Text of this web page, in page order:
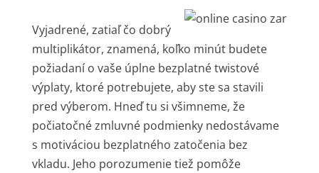
Vyjadrené, zatiaľ čo dobrý
multiplikátor, znamená, koľko minút budete
požiadaní o vaše úplne bezplatné twistové
výplaty, ktoré potrebujete, aby ste sa stavili
pred výberom. Hneď tu si všimneme, že
počiatočné zmluvné podmienky nedostávame
s motiváciou bezplatného zatočenia bez
vkladu. Jeho porozumenie tiež pomôže